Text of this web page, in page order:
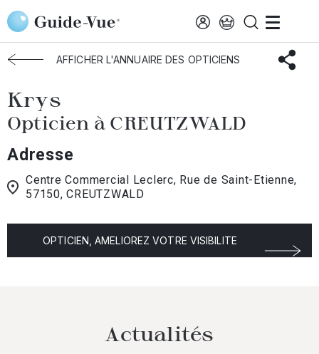
Aller au contenu principal
Accueil Choisir mon opticien Creutzwald Krys
AFFICHER L'ANNUAIRE DES OPTICIENS
Krys
Opticien à CREUTZWALD
Adresse
Centre Commercial Leclerc, Rue de Saint-Etienne,
57150, CREUTZWALD
OPTICIEN, AMELIOREZ VOTRE VISIBILITE
Actualités